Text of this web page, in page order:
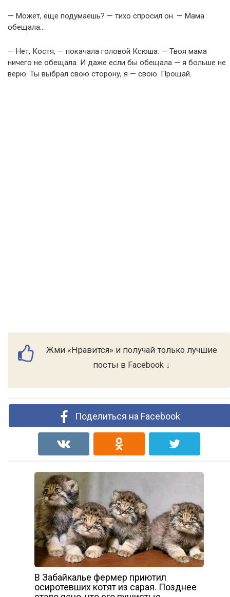
— Может, еще подумаешь? — тихо спросил он. — Мама
обещала…
— Нет, Костя, — покачала головой Ксюша. — Твоя мама
ничего не обещала. И даже если бы обещала — я больше не
верю. Ты выбрал свою сторону, я — свою. Прощай.
Жми «Нравится» и получай только лучшие
посты в Facebook ↓
Поделиться на Facebook
В Забайкалье фермер приютил
осиротевших котят из сарая. Позднее